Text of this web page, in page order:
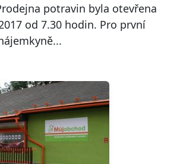
potravin byla otevřena
od 7.30 hodin. Pro první